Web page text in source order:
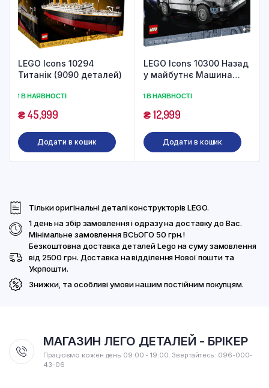
LEGO Icons 10294
Титанік (9090 деталей)
1 В НАЯВНОСТІ
₴45,999
Додати в кошик
LEGO Icons 10300 Назад
у майбутнє Машина
1 В НАЯВНОСТІ
₴12,999
Додати в кошик
Тільки оригінальні деталі конструкторів LEGO.
1 день на збір замовлення і одразу на доставку до Вас.
Мінімальне замовлення ВСЬОГО 50 грн.!
Безкоштовна доставка деталей Lego на суму замовлення
від 2500 грн. Доставка на відділення Нової пошти та
Укрпошти.
Знижки, та особливі умови нашим постійним покупцям.
МАГАЗИН ЛЕГО ДЕТАЛЕЙ - БРІКЕР
Працюємо кожен день 09:00 - 19:00. Звертайтесь: 096-000-
43-06